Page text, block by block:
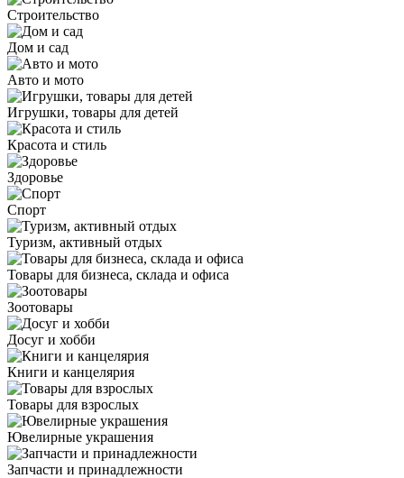
Строительство
Дом и сад
Авто и мото
Игрушки, товары для детей
Красота и стиль
Здоровье
Спорт
Туризм, активный отдых
Товары для бизнеса, склада и офиса
Зоотовары
Досуг и хобби
Книги и канцелярия
Товары для взрослых
Ювелирные украшения
Запчасти и принадлежности